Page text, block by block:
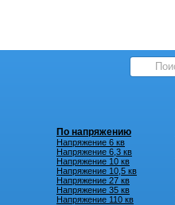
По напряжению
Напряжение 6 кв
Напряжение 6,3 кв
Напряжение 10 кв
Напряжение 10,5 кв
Напряжение 27 кв
Напряжение 35 кв
Напряжение 110 кв